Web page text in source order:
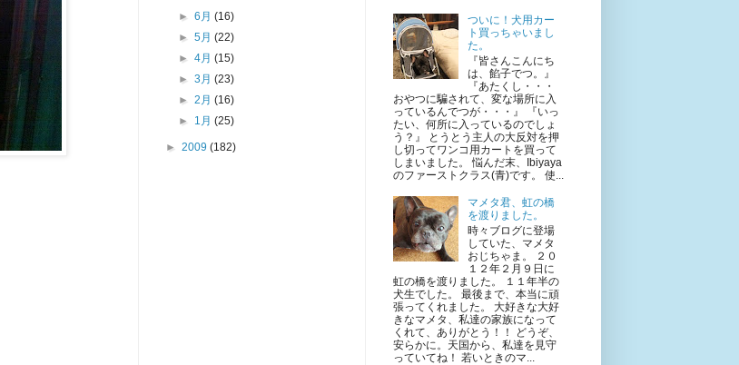
►6月(16)
►5月(22)
►4月(15)
►3月(23)
►2月(16)
► 1月(25)
► 2009 (182)
ついに！犬用カー
ト買っちゃいまし
た。
『皆さんこんにち
は、餡子でつ。』
『あたくし・・・
おやつに騙されて、変な場所に入
っているんでつが・・・』 『いっ
たい、何所に入っているのでしょ
う？』 とうとう主人の大反対を押
し切ってワンコ用カートを買って
しまいました。 悩んだ末、Ibiyaya
のファーストクラス(青)です。 使...
マメタ君、虹の橋
を渡りました。
時々ブログに登場
していた、マメタ
おじちゃま。 ２０
１２年２月９日に
虹の橋を渡りました。 １１年半の
犬生でした。 最後まで、本当に頑
張ってくれました。 大好きな大好
きなマメタ、私達の家族になって
くれて、ありがとう！！ どうぞ、
安らかに。天国から、私達を見守
っていてね！ 若いときのマ...